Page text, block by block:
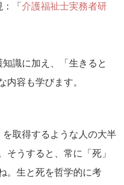
「 介護福祉士実務者研
識に加え、「生きると
内容も学びます。
取得するような人の大半
そうすると、常に「死」
。生と死を哲学的に考